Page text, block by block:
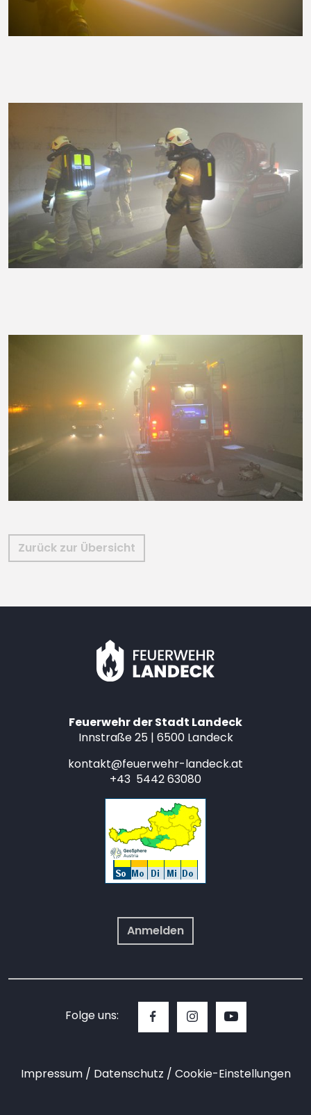
Zurück zur Übersicht
Feuerwehr der Stadt Landeck
Innstraße 25 | 6500 Landeck
kontakt@feuerwehr-landeck.at
+43 5442 63080
Anmelden
Folge uns:
Impressum Datenschutz Cookie-Einstellungen